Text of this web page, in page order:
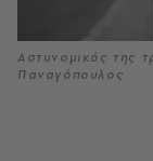
Αστυνομικός της
Παναγόπουλος